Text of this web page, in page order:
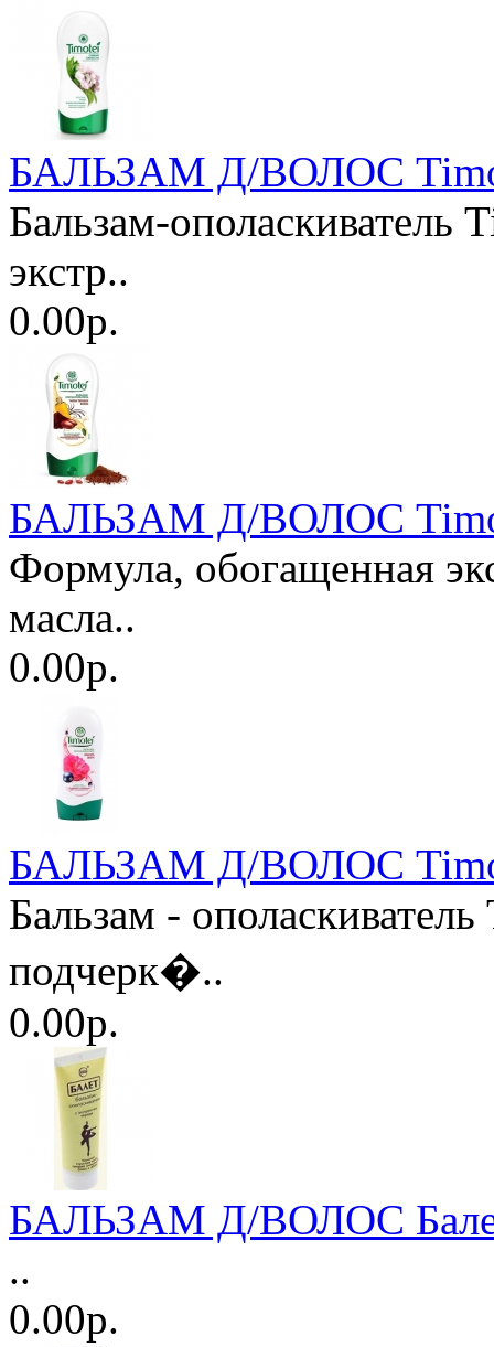
БАЛЬЗАМ Д/ВОЛОС
Бальзам-ополаскиватель
экстр..
0.00р.
БАЛЬЗАМ Д/ВОЛОС
Формула, обогащенная
масла..
0.00р.
БАЛЬЗАМ Д/ВОЛОС
Бальзам -
подчерк�..
0.00р.
БАЛЬЗАМ Д/ВОЛОС
..
0.00р.